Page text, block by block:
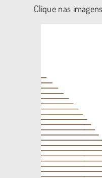
Clique nas